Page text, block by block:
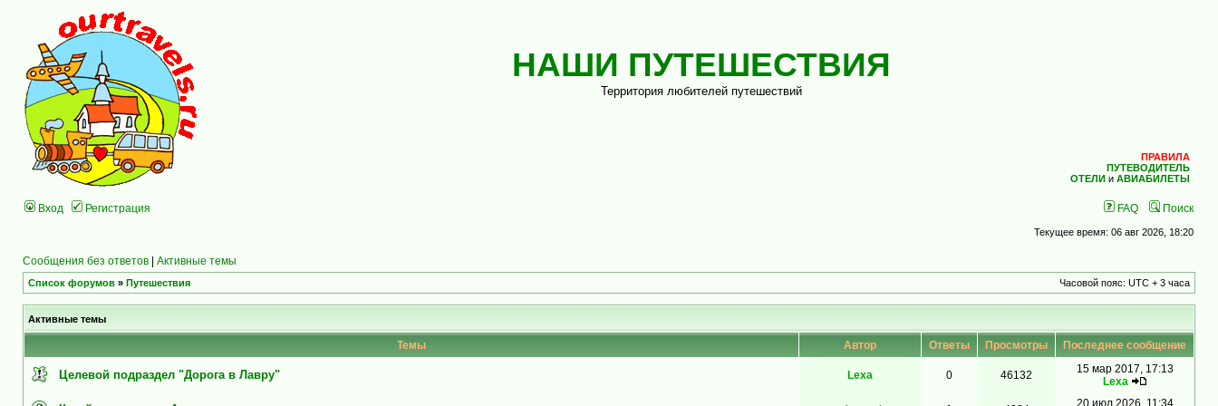
НАШИ ПУТЕШЕСТВИЯ
Территория любителей путешествий
ПРАВИЛА
ПУТЕВОДИТЕЛЬ
ОТЕЛИ и АВИАБИЛЕТЫ
Вход Регистрация FAQ Поиск
Текущее время: 06 авг 2026, 18:20
Сообщения без ответов | Активные темы
Список форумов » Путешествия Часовой пояс: UTC + 3 часа
Активные темы
Темы Автор Ответы Просмотры Последнее сообщение
Целевой подраздел "Дорога в Лавру" Lexa 0 46132
15 мар 2017, 17:13
Lexa
20 июл 2026, 11:34